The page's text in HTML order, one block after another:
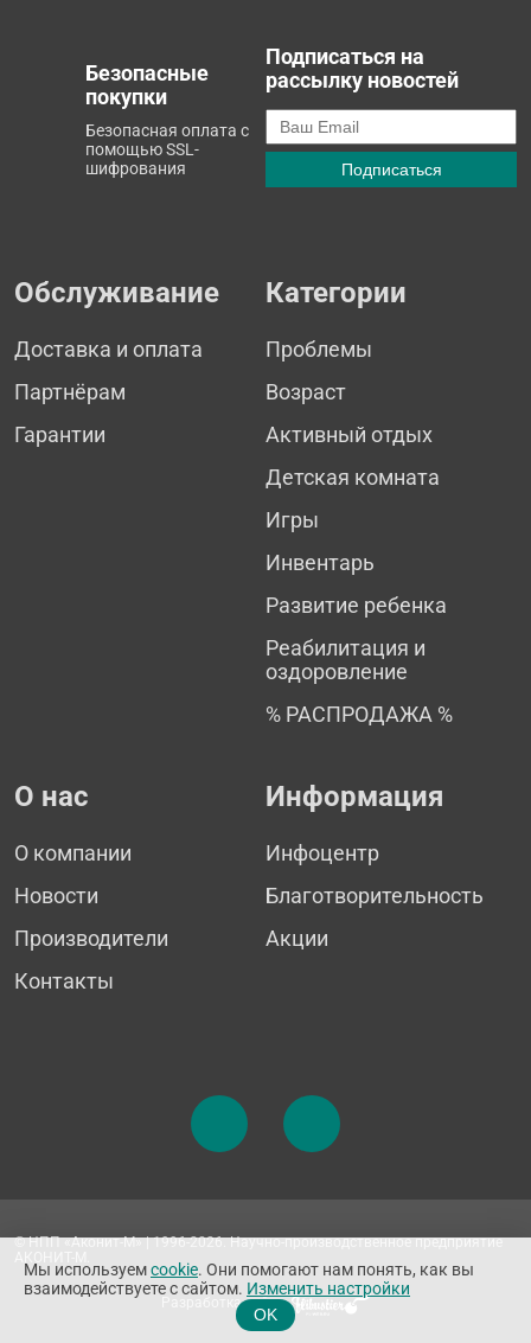
Безопасные
покупки
Безопасная оплата с
помощью SSL-
шифрования
Подписаться на
рассылку новостей
Обслуживание
Доставка и оплата
Партнёрам
Гарантии
Категории
Проблемы
Возраст
Активный отдых
Детская комната
Игры
Инвентарь
Развитие ребенка
Реабилитация и
оздоровление
% РАСПРОДАЖА %
О нас
О компании
Новости
Производители
Контакты
Информация
Инфоцентр
Благотворительность
Акции
© НПП «Аконит-М» | 1996-2026. Научно-производственное предприятие
Разработка сайта
Мы используемcookie. Они помогают нам понять, как вы
взаимодействуете с сайтом. Изменить настройки
OK